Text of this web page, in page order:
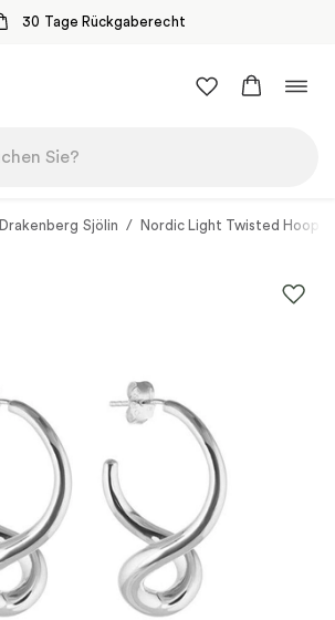
30 Tage Rückgaberecht
Drakenberg Sjölin / Nordic Light Twisted Hoops